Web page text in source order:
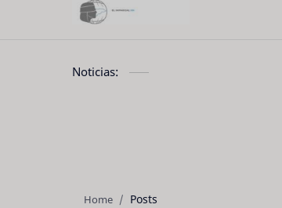
Noticias:
Home Posts